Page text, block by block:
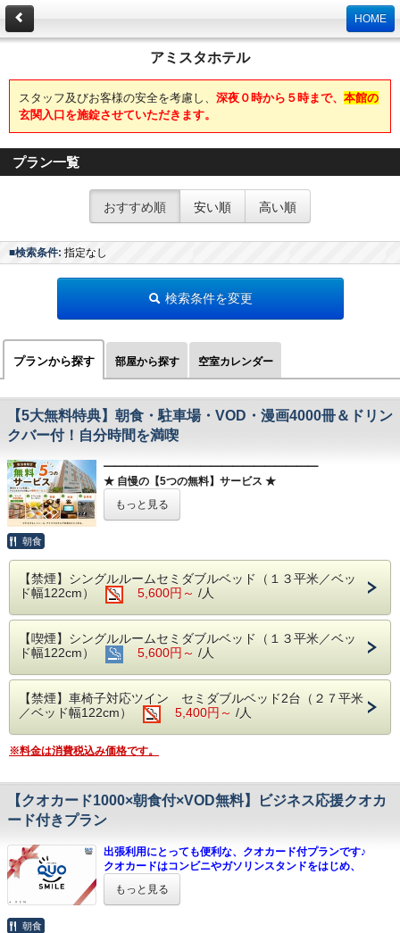
HOME
アミスタホテル
スタッフ及びお客様の安全を考慮し、 深夜０時から５時まで、 本館の
玄関入口を施錠させていただきます。
プラン一覧
おすすめ順 安い順 高い順
■検索条件: 指定なし
検索条件を変更
プランから探す 部屋から探す 空室カレンダー
【5大無料特典】朝食・駐車場・VOD・漫画4000冊＆ドリン
クバー付！自分時間を満喫
━━━━━━━━━━━━━━━━━━━━
★ 自慢の【5つの無料】サービス ★
「出張先でも家のようにリラックスしたい」
【1】 朝食バイキング（6:00～9:00）
日替わりおかず、パン、シリアルで元気な一日をスタート。
【2】 ドリンク＆スープバー（15:00～22:00）
挽きたてコーヒーやジュース、コーンスープなど
20種類以上が飲み放題。到着後のリラックスタイムに最
適。
【3】 映画・ドラマが見放題（VOD無料）
200タイトル以上を全室無料開放！
42インチ以上の大型スマートテレビで、自分だけの映画館
【4】 コミック4000冊が読み放題
【6/24～新登場！】人気作から名作まで4000冊を導入。
ラウンジで、お部屋で、心ゆくまで漫画の世界に浸れます。
【5】 大型駐車場＆バイク駐輪場（平地78台）
予約不要・無料。大型車も安心の広々スペース。
＊大型車は事前にご連絡ください。
＊チェックイン時に車のナンバーをお知らせください。
もっと見る
朝食
【禁煙】シングルルームセミダブルベッド（１３平米／ベッ
ド幅122cm）
5,600円～ /人
【喫煙】シングルルームセミダブルベッド（１３平米／ベッ
ド幅122cm）
5,600円～ /人
【禁煙】車椅子対応ツイン セミダブルベッド2台（２７平米
／ベッド幅122cm）
5,400円～ /人
※料金は消費税込み価格です。
【クオカード1000×朝食付×VOD無料】ビジネス応援クオカ
ード付きプラン
出張利用にとっても便利な、クオカード付プランです♪
クオカードはコンビニやガソリンスタンドをはじめ、
※領収書は特にご指定がないかぎり泊数と金額のみ表記させ
もっと見る
朝食